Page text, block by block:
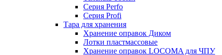
Серия Perfo
Серия Profi
Тара для хранения
Хранение оправок Диком
Лотки пластмассовые
Хранение оправок LOCOMA для ЧПУ